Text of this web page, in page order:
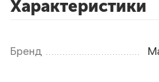
Характеристики
Бренд